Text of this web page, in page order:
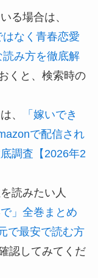
る場合は、
はなく青春恋愛
み方を徹底解
くと、検索時の
、
「嫁いでき
で配信され
調査【2026年2
読みたい人
」全巻まとめ
で最安で読む方
認してみてくだ